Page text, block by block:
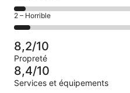
sur 42.
(Bien),
d’après 15 avis
sur 42.
de 6
(Satisfaisant),
sur 42.
des
voyageurs
de 4
(Médiocre),
d’après 2 avis
sur 42.
Note
des
voyageurs
de 2
(Horrible),
d’après 3 avis
sur 42.
2 – Horrible
8,2/10
Propreté
8,4/10
Services et équipements